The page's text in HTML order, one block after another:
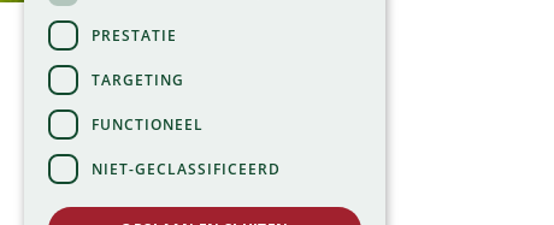
Zondag
Bekijk onze afwijkende
openingstijden >
PRESTATIE
TARGETING
FUNCTIONEEL
NIET-GECLASSIFICEERD